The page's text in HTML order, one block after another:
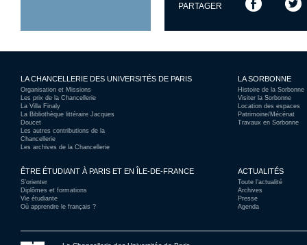
PARTAGER
LA CHANCELLERIE DES UNIVERSITÉS DE PARIS
Organisation et Missions
Les prix de la Chancellerie
La Villa Finaly
La Bibliothèque littéraire Jacques
Doucet
Les autres contributions de la
Chancellerie
Les archives de la Chancellerie
LA SORBONNE
Histoire de la Sorbonne
Visiter la Sorbonne
Location des espaces
Patrimoine/Mécénat
Travaux en Sorbonne
ÊTRE ÉTUDIANT À PARIS ET EN ÎLE-DE-FRANCE
S’orienter
Diplômes et formations
Vie étudiante
Où apprendre le français ?
ACTUALITÉS
Toute l’actualité
Archives
Presse
Agenda